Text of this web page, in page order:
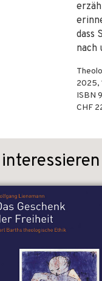
dass
nach
2025,
ISBN
CHF